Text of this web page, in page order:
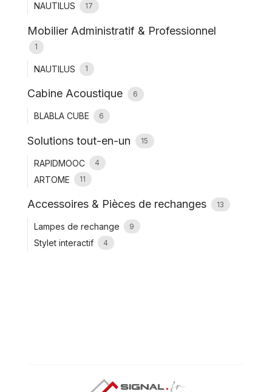
NAUTILUS 17
Mobilier Administratif & Professionnel
1
NAUTILUS 1
Cabine Acoustique 6
BLABLA CUBE 6
Solutions tout-en-un 15
RAPIDMOOC 4
ARTOME 11
Accessoires & Pièces de rechanges 13
Lampes de rechange 9
Stylet interactif 4